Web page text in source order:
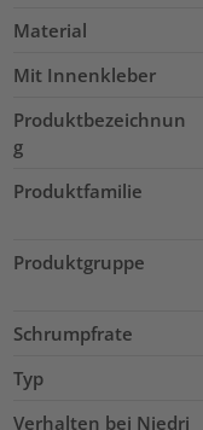
Material
Mit Innenkleber
Produktbezeichnun
g
Produktfamilie
Produktgruppe
Schrumpfrate
Typ
Verhalten bei Niedri